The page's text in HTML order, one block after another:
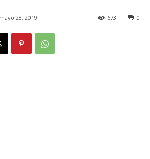
mayo 28, 2019 0
673